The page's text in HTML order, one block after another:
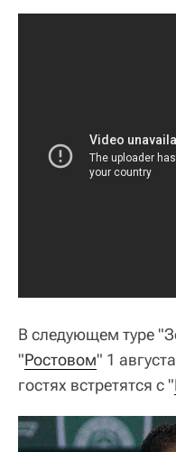
В следующем туре
"Ростовом" 1
гостях встретятся с "